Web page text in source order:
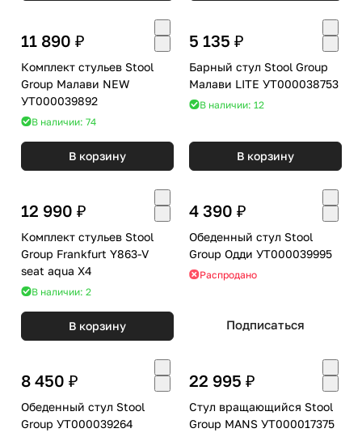
11 890 ₽
Комплект стульев Stool
Group Малави NEW
УТ000039892
В наличии: 74
В корзину
5 135 ₽
Барный стул Stool Group
Малави LITE УТ000038753
В наличии: 12
В корзину
12 990 ₽
Комплект стульев Stool
Group Frankfurt Y863-V
seat aqua X4
В наличии: 2
В корзину
4 390 ₽
Обеденный стул Stool
Group Одди УТ000039995
Распродано
Подписаться
8 450 ₽
Обеденный стул Stool
Group УТ000039264
22 995 ₽
Стул вращающийся Stool
Group MANS УТ000017375